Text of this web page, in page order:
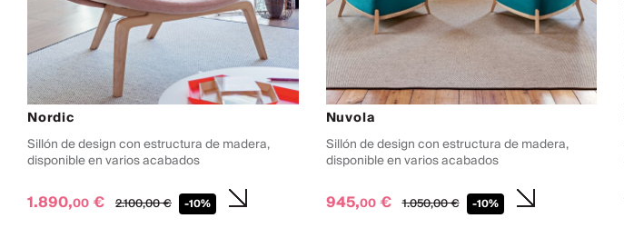
Nordic
Sillón de design con estructura de madera,
disponible en varios acabados
1.890,00 € 2.100,00€ -10%
Nuvola
Sillón de design con estructura de madera,
disponible en varios acabados
945,00€ 1.050,00€ -10%